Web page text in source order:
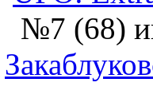
№7 (68)